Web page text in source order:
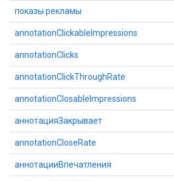
показы рекламы
annotationClickableImpressions
annotationClicks
annotationClickThroughRate
annotationClosableImpressions
аннотацияЗакрывает
annotationCloseRate
аннотацииВпечатления